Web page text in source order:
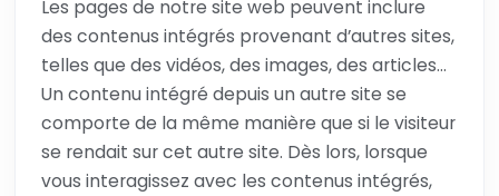
Les pages de notre site web peuvent inclure
des contenus intégrés provenant d’autres sites,
telles que des vidéos, des images, des articles…
Un contenu intégré depuis un autre site se
comporte de la même manière que si le visiteur
se rendait sur cet autre site. Dès lors, lorsque
vous interagissez avec les contenus intégrés,